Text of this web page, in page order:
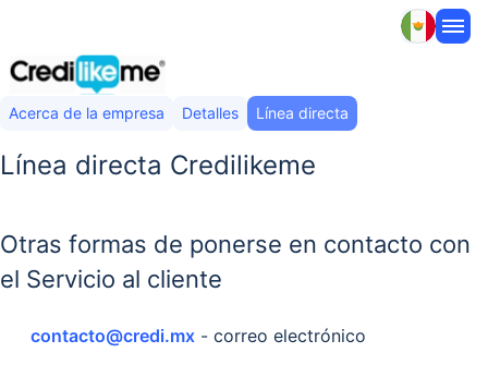
Acerca de la empresa Detalles Línea directa
Línea directa Credilikeme
Otras formas de ponerse en contacto con
el Servicio al cliente
contacto@credi.mx - correo electrónico